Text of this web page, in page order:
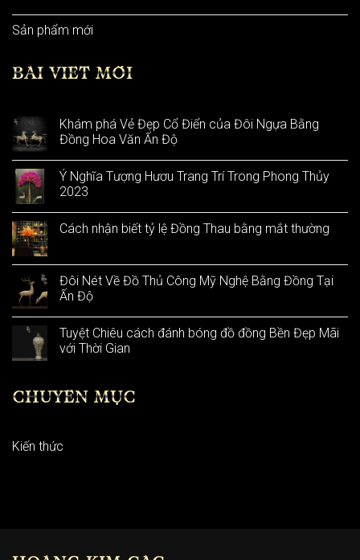
Sản phẩm mới
BÀI VIẾT MỚI
Khám phá Vẻ Đẹp Cổ Điển của Đôi Ngựa Bằng
Đồng Hoa Văn Ấn Độ
Ý Nghĩa Tượng Hươu Trang Trí Trong Phong Thủy
2023
Cách nhận biết tỷ lệ Đồng Thau bằng mắt thường
Đôi Nét Về Đồ Thủ Công Mỹ Nghệ Bằng Đồng Tại
Ấn Độ
Tuyệt Chiêu cách đánh bóng đồ đồng Bền Đẹp Mãi
với Thời Gian
CHUYÊN MỤC
Kiến thức